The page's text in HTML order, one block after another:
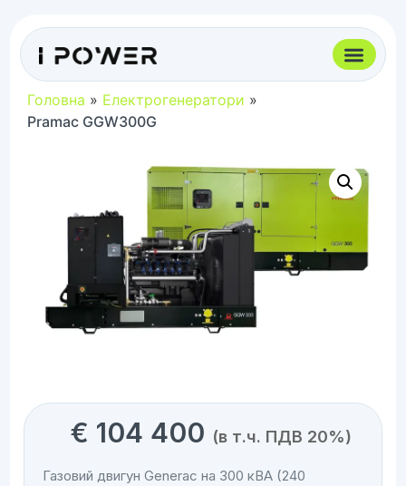
Головна » Електрогенератори »
Pramac GGW300G
€ 104 400 (в т.ч. ПДВ 20%)
Газовий двигун Generac на 300 кВА (240